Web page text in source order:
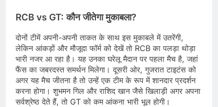
RCB vs GT: कौन जीतेगा मुकाबला?
दोनों टीमें अपनी-अपनी ताकत के साथ इस मुकाबले में उतरेंगी,
लेकिन आंकड़ों और मौजूदा फॉर्म को देखें तो RCB का पलड़ा थोड़ा
भारी नजर आ रहा है। यह उनका घरेलू मैदान पर पहला मैच है, जहां
फैंस का जबरदस्त समर्थन मिलेगा। दूसरी ओर, गुजरात टाइटंस को
अगर यह मैच जीतना है तो उन्हें एक टीम के रूप में शानदार प्रदर्शन
करना होगा। शुभमन गिल और राशिद खान जैसे खिलाड़ी अगर अपना
सर्वश्रेष्ठ देते हैं, तो GT को कम आंकना भारी भूल होगी।